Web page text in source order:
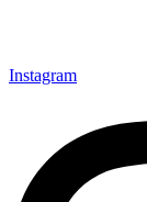
Instagram